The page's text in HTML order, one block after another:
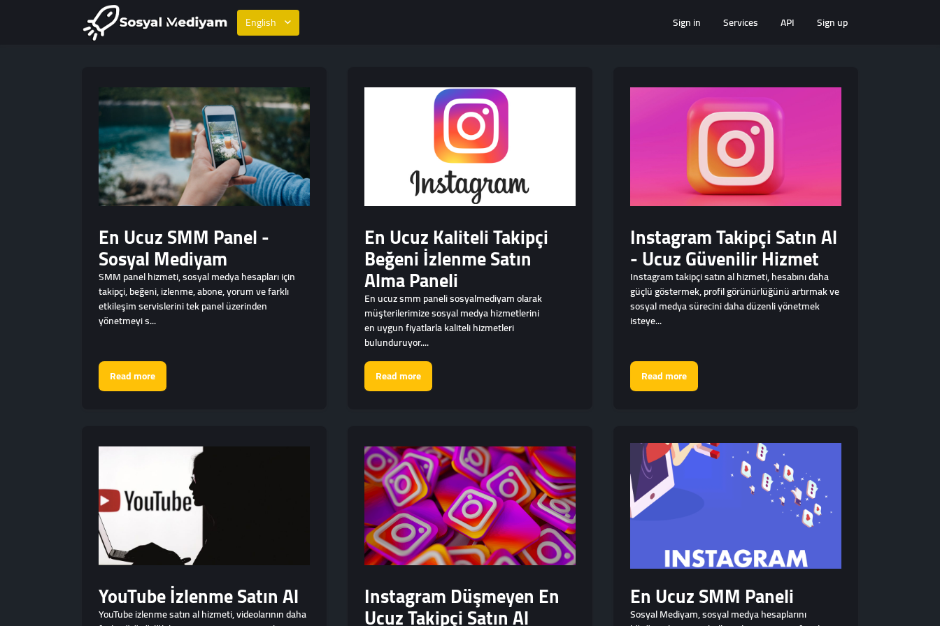
English Sign in Services API Sign up
En Ucuz SMM Panel -
Sosyal Mediyam
SMM panel hizmeti, sosyal medya hesapları için
takipçi, beğeni, izlenme, abone, yorum ve farklı
etkileşim servislerini tek panel üzerinden
yönetmeyi s...
Read more
En Ucuz Kaliteli Takipçi
Beğeni İzlenme Satın
Alma Paneli
En ucuz smm paneli sosyalmediyam olarak
müşterilerimize sosyal medya hizmetlerini
en uygun fiyatlarla kaliteli hizmetleri
bulunduruyor....
Read more
Instagram Takipçi Satın Al
- Ucuz Güvenilir Hizmet
Instagram takipçi satın al hizmeti, hesabını daha
güçlü göstermek, profil görünürlüğünü artırmak ve
sosyal medya sürecini daha düzenli yönetmek
isteye...
Read more
YouTube İzlenme Satın Al
YouTube izlenme satın al hizmeti, videolarının daha
Instagram Düşmeyen En
Ucuz Takipçi Satın Al
En Ucuz SMM Paneli
Sosyal Mediyam, sosyal medya hesaplarını